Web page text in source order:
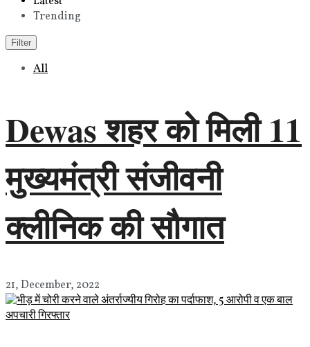
Trending
Filter
All
Dewas शहर को मिली 11
मुख्यमंत्री संजीवनी
क्लीनिक की सौगात
21, December, 2022